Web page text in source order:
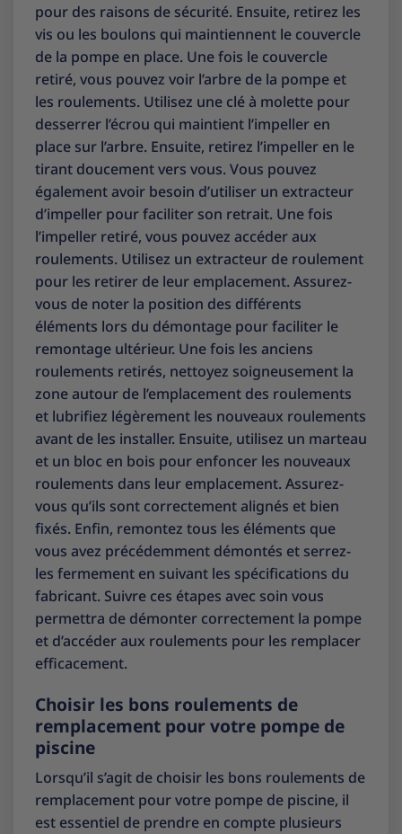
pour des raisons de sécurité. Ensuite, retirez les
vis ou les boulons qui maintiennent le couvercle
de la pompe en place. Une fois le couvercle
retiré, vous pouvez voir l’arbre de la pompe et
les roulements. Utilisez une clé à molette pour
desserrer l’écrou qui maintient l’impeller en
place sur l’arbre. Ensuite, retirez l’impeller en le
tirant doucement vers vous. Vous pouvez
également avoir besoin d’utiliser un extracteur
d’impeller pour faciliter son retrait. Une fois
l’impeller retiré, vous pouvez accéder aux
roulements. Utilisez un extracteur de roulement
pour les retirer de leur emplacement. Assurez-
vous de noter la position des différents
éléments lors du démontage pour faciliter le
remontage ultérieur. Une fois les anciens
roulements retirés, nettoyez soigneusement la
zone autour de l’emplacement des roulements
et lubrifiez légèrement les nouveaux roulements
avant de les installer. Ensuite, utilisez un marteau
et un bloc en bois pour enfoncer les nouveaux
roulements dans leur emplacement. Assurez-
vous qu’ils sont correctement alignés et bien
fixés. Enfin, remontez tous les éléments que
vous avez précédemment démontés et serrez-
les fermement en suivant les spécifications du
fabricant. Suivre ces étapes avec soin vous
permettra de démonter correctement la pompe
et d’accéder aux roulements pour les remplacer
efficacement.
Choisir les bons roulements de
remplacement pour votre pompe de
piscine
Lorsqu’il s’agit de choisir les bons roulements de
remplacement pour votre pompe de piscine, il
est essentiel de prendre en compte plusieurs